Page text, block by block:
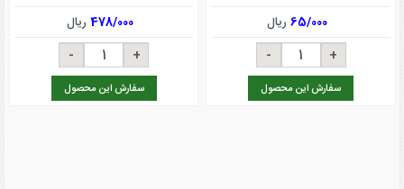
65/000ریال
سفارش این محصول
478/000ریال
سفارش این محصول